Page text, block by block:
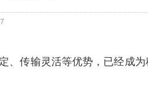
传输灵活等优势，已经成